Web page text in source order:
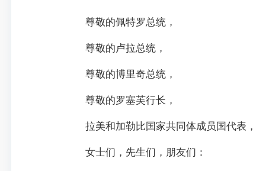
尊敬的佩特罗总统，
尊敬的卢拉总统，
尊敬的博里奇总统，
尊敬的罗塞芙行长，
拉美和加勒比国家共同体成员国代表，
女士们，先生们，朋友们：